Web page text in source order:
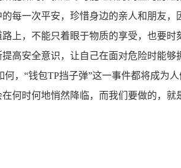
一次平安，珍惜身边的亲人和朋友
上，不能只着眼于物质的享受，也要
高安全意识，让自己在面对危险时能
，“钱包TP挡子弹”这一事件都将成为
何时何地悄然降临，而我们要做的，就